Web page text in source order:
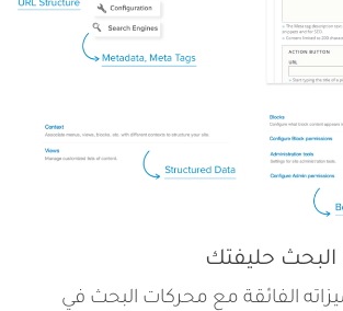
حليفتك
الفائقة مع محركات البحث في